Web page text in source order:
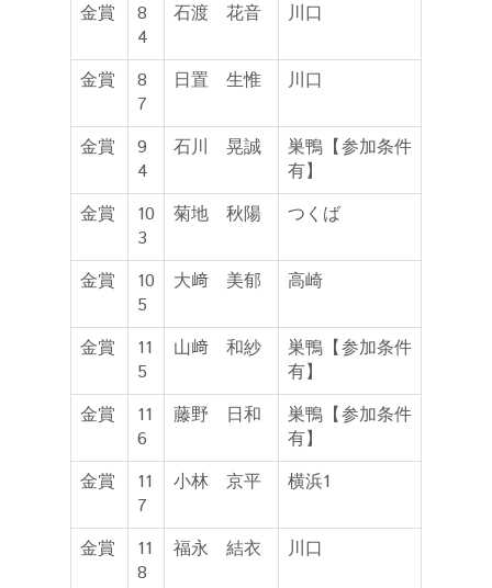
金賞
8
4
石渡 花音 川口
金賞
8
7
日置 生惟 川口
金賞
9
4
石川 晃誠
巣鴨【参加条件
有】
金賞
10
3
菊地 秋陽 つくば
金賞
10
5
大﨑 美郁 高崎
金賞
11
5
山﨑 和紗
巣鴨【参加条件
有】
金賞
11
6
藤野 日和
巣鴨【参加条件
有】
金賞
11
7
小林 京平 横浜1
金賞
11
8
福永 結衣 川口